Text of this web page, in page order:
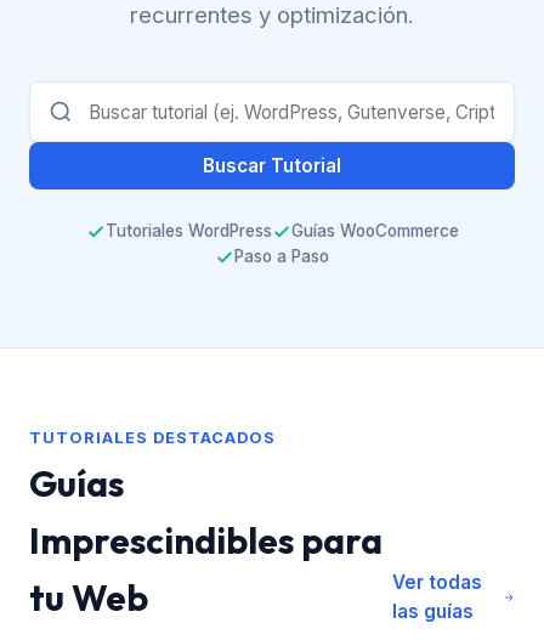
recurrentes y optimización.
Buscar Tutorial
Tutoriales WordPress
Guías WooCommerce
Paso a Paso
TUTORIALES DESTACADOS
Guías
Imprescindibles para
tu Web
Ver todas
las guías